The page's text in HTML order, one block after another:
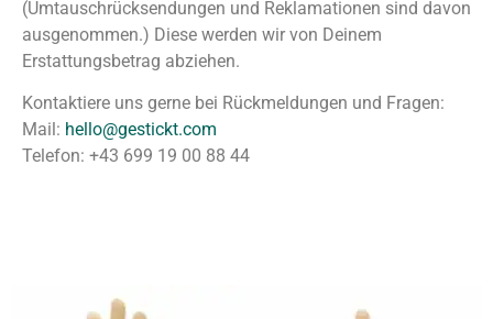
(Umtauschrücksendungen und Reklamationen sind davon
ausgenommen.) Diese werden wir von Deinem
Erstattungsbetrag abziehen.
Kontaktiere uns gerne bei Rückmeldungen und Fragen:
Mail: hello@gestickt.com
Telefon: +43 699 19 00 88 44